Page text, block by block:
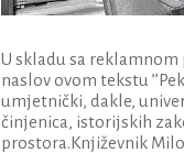
U skladu sa reklamnom
naslov ovom tekstu
umjetnički, dakle,
činjenica, istorijskih
prostora.Književnik